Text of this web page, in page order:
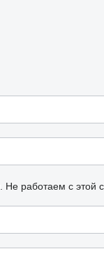
Не работаем с этой